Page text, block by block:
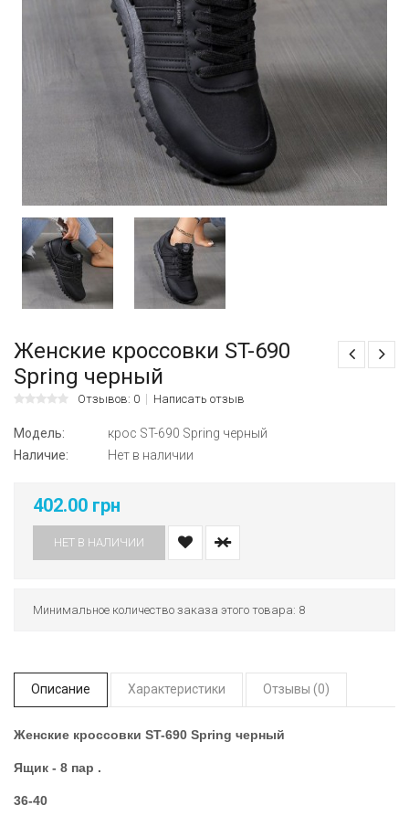
Женские кроссовки ST-690
Spring черный
Отзывов: 0 Написать отзыв
Модель:
крос ST-690 Spring черный
Наличие:
Нет в наличии
402.00 грн
НЕТ В НАЛИЧИИ
Минимальное количество заказа этого товара: 8
Описание Характеристики Отзывы (0)
Женские кроссовки ST-690 Spring черный
Ящик - 8 пар .
36-40